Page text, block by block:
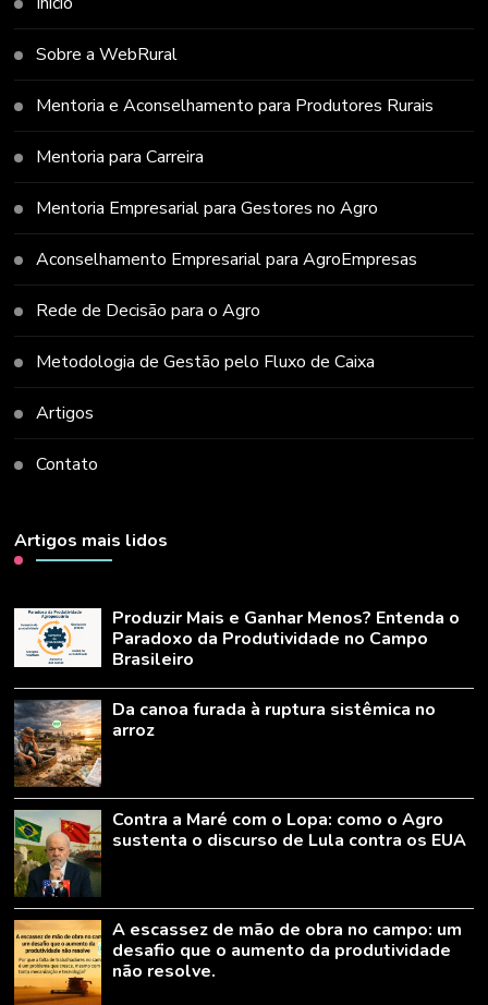
Sobre a WebRural
Mentoria e Aconselhamento para Produtores Rurais
Mentoria para Carreira
Mentoria Empresarial para Gestores no Agro
Aconselhamento Empresarial para AgroEmpresas
Rede de Decisão para o Agro
Metodologia de Gestão pelo Fluxo de Caixa
Artigos
Contato
Artigos mais lidos
Produzir Mais e Ganhar Menos? Entenda o
Paradoxo da Produtividade no Campo
Brasileiro
Da canoa furada à ruptura sistêmica no
arroz
Contra a Maré com o Lopa: como o Agro
sustenta o discurso de Lula contra os EUA
A escassez de mão de obra no campo: um
desafio que o aumento da produtividade
não resolve.